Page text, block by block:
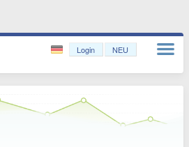
Login NEU